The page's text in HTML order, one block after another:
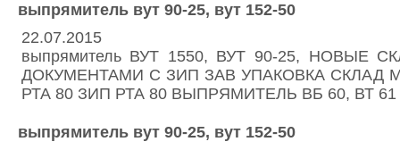
выпрямитель вут 90-25, вут 152-50
22.07.2015
выпрямитель ВУТ 1550, ВУТ 90-25, НОВЫЕ
ДОКУМЕНТАМИ С ЗИП ЗАВ УПАКОВКА СКЛАД
РТА 80 ЗИП РТА 80 ВЫПРЯМИТЕЛЬ ВБ 60, ВТ 61
выпрямитель вут 90-25, вут 152-50